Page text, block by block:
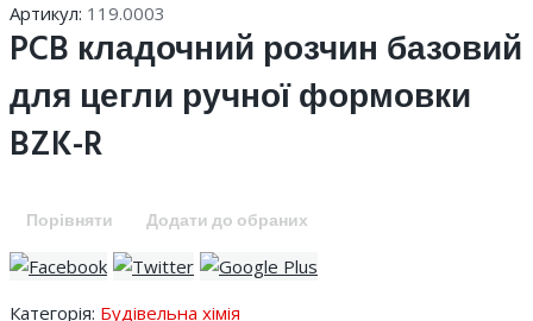
Артикул: 119.0003
PCB кладочний розчин базовий
для цегли ручної формовки
BZK-R
Порівняти Додати до обраних
Категорія: Будівельна хімія